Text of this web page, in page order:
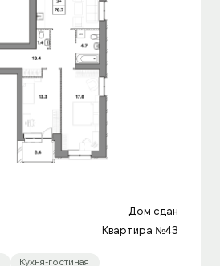
Дом сдан
Квартира №43
Кухня-гостиная